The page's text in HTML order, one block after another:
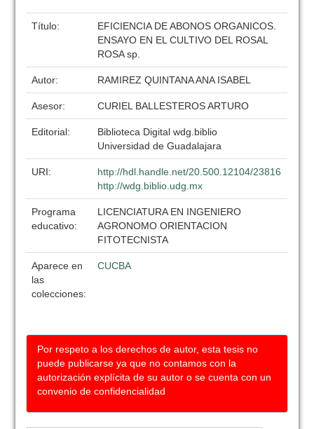
Título:
EFICIENCIA DE ABONOS ORGANICOS.
ENSAYO EN EL CULTIVO DEL ROSAL
ROSA sp.
Autor: RAMIREZ QUINTANA ANA ISABEL
Asesor: CURIEL BALLESTEROS ARTURO
Editorial:
Biblioteca Digital wdg.biblio
Universidad de Guadalajara
URI:
http://hdl.handle.net/20.500.12104/23816
http://wdg.biblio.udg.mx
Programa
educativo:
LICENCIATURA EN INGENIERO
AGRONOMO ORIENTACION
FITOTECNISTA
Aparece en
las
colecciones:
CUCBA
Por respeto a los derechos de autor, esta tesis no
puede publicarse ya que no contamos con la
autorización explícita de su autor o se cuenta con un
convenio de confidencialidad